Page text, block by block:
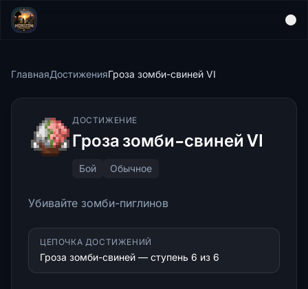
ГлавнаяДостиженияГроза зомби-свиней VI
ДОСТИЖЕНИЕ
Гроза зомби-свиней VI
Бой Обычное
Убивайте зомби-пиглинов
ЦЕПОЧКА ДОСТИЖЕНИЙ
Гроза зомби-свиней — ступень 6 из 6